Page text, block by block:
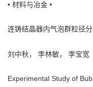
• 材料与冶金 •
连铸结晶器内气泡群粒径
刘中秋， 李林敏， 李宝宽
Experimental Study of